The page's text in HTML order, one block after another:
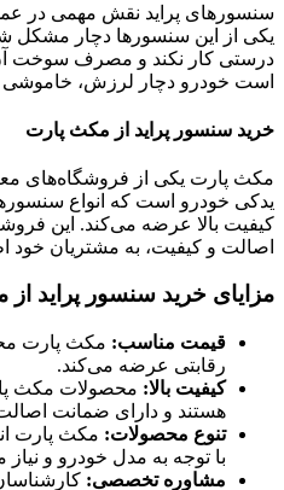
سنسورهای پراید نقش مهمی در
یکی از این سنسورها دچار مشکل
درستی کار نکند و مصرف سوخت
است خودرو دچار لرزش، خاموشی
خرید سنسور پراید از مکث پارت
مکث پارت یکی از فروشگاه‌های
یدکی خودرو است که انواع
کیفیت بالا عرضه می‌کند. این
اصالت و کیفیت، به مشتریان خود
مزایای خرید سنسور پراید
قیمت مناسب: مکث پارت
رقابتی عرضه می‌کند.
کیفیت بالا: محصولات مکث
هستند و دارای ضمانت
تنوع محصولات: مکث پارت
با توجه به مدل خودرو و
مشاوره تخصصی: